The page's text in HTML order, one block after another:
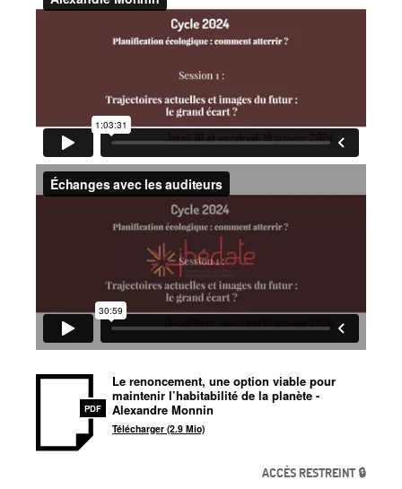
PDF
Le renoncement, une option viable pour
maintenir l’habitabilité de la planète -
Alexandre Monnin
Télécharger (2.9 Mio)
ACCÈS RESTREINT 🔒